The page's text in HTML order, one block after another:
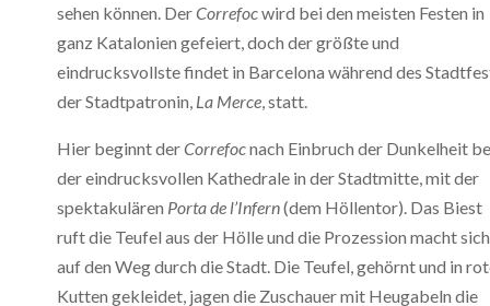
sehen können. DerCorrefocwird bei den meisten Festen in
ganz Katalonien gefeiert, doch der größte und
eindrucksvollste findet in Barcelona während des
der Stadtpatronin, La Merce, statt.
Hier beginnt derCorrefocnach Einbruch der Dunkelheit
der eindrucksvollen Kathedrale in der Stadtmitte, mit der
spektakulären Porta de l’Infern(dem Höllentor). Das Biest
ruft die Teufel aus der Hölle und die Prozession macht sich
auf den Weg durch die Stadt. Die Teufel, gehörnt und in
Kutten gekleidet, jagen die Zuschauer mit Heugabeln die